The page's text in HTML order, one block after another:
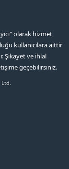
olarak hizmet
kullanıcılara aittir
Şikayet ve ihlal
geçebilirsiniz.
Ltd.